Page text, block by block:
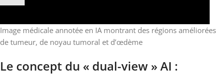
Image médicale annotée en IA montrant des régions améliorées
de tumeur, de noyau tumoral et d’œdème
Le concept du « dual-view » AI :